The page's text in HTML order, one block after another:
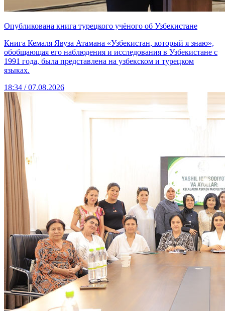
Опубликована книга турецкого учёного об Узбекистане
Книга Кемаля Явуза Атамана «Узбекистан, который я знаю»,
обобщающая его наблюдения и исследования в Узбекистане с
1991 года, была представлена на узбекском и турецком
языках.
18:34 / 07.08.2026